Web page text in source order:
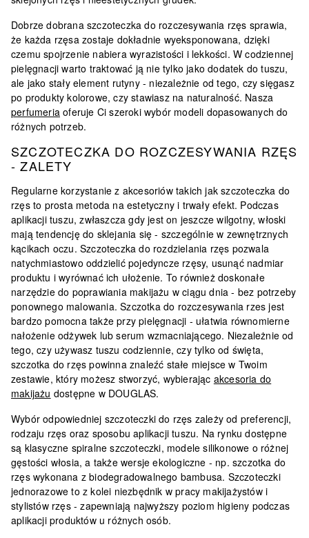
Dobrze dobrana szczoteczka do rozczesywania rzęs sprawia,
że każda rzęsa zostaje dokładnie wyeksponowana, dzięki
czemu spojrzenie nabiera wyrazistości i lekkości. W codziennej
pielęgnacji warto traktować ją nie tylko jako dodatek do tuszu,
ale jako stały element rutyny - niezależnie od tego, czy sięgasz
po produkty kolorowe, czy stawiasz na naturalność. Nasza
perfumeria oferuje Ci szeroki wybór modeli dopasowanych do
różnych potrzeb.
SZCZOTECZKA DO ROZCZESYWANIA RZĘS
- ZALETY
Regularne korzystanie z akcesoriów takich jak szczoteczka do
rzęs to prosta metoda na estetyczny i trwały efekt. Podczas
aplikacji tuszu, zwłaszcza gdy jest on jeszcze wilgotny, włoski
mają tendencję do sklejania się - szczególnie w zewnętrznych
kącikach oczu. Szczoteczka do rozdzielania rzęs pozwala
natychmiastowo oddzielić pojedyncze rzęsy, usunąć nadmiar
produktu i wyrównać ich ułożenie. To również doskonałe
narzędzie do poprawiania makijażu w ciągu dnia - bez potrzeby
ponownego malowania. Szczotka do rozczesywania rzes jest
bardzo pomocna także przy pielęgnacji - ułatwia równomierne
nałożenie odżywek lub serum wzmacniającego. Niezależnie od
tego, czy używasz tuszu codziennie, czy tylko od święta,
szczotka do rzęs powinna znaleźć stałe miejsce w Twoim
zestawie, który możesz stworzyć, wybierając akcesoria do
makijażu dostępne w DOUGLAS.
Wybór odpowiedniej szczoteczki do rzęs zależy od preferencji,
rodzaju rzęs oraz sposobu aplikacji tuszu. Na rynku dostępne
są klasyczne spiralne szczoteczki, modele silikonowe o różnej
gęstości włosia, a także wersje ekologiczne - np. szczotka do
rzęs wykonana z biodegradowalnego bambusa. Szczoteczki
jednorazowe to z kolei niezbędnik w pracy makijażystów i
stylistów rzęs - zapewniają najwyższy poziom higieny podczas
aplikacji produktów u różnych osób.